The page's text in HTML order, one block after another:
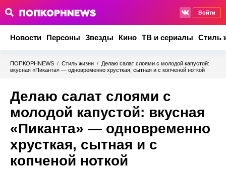
Войти
Новости Персоны Звезды Кино ТВ и сериалы Стиль
ПОПКОРНNEWS / Стиль жизни / Делаю салат слоями с молодой капустой:
вкусная «Пиканта» — одновременно хрусткая, сытная и с копченой ноткой
Делаю салат слоями с
молодой капустой: вкусная
«Пиканта» — одновременно
хрусткая, сытная и с
копченой ноткой